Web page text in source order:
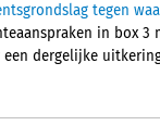
tegen
in box
dergelijke